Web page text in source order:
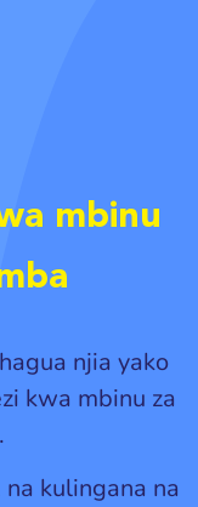
mbinu
njia yako
kwa mbinu za
kulingana na